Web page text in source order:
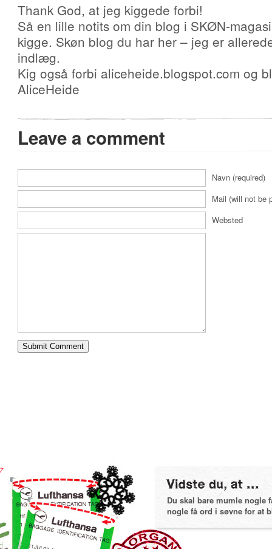
Thank God, at jeg kiggede forbi!
Så en lille notits om din blog i SKØN-
kigge. Skøn blog du har her – jeg er
indlæg.
Kig også forbi aliceheide.blogspot.com og
AliceHeide
Leave a comment
Navn (required)
Mail (will not be
Websted
Du skal bare mumle nogle
nogle få ord i søvne for at